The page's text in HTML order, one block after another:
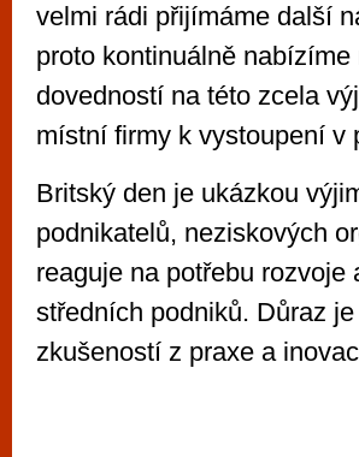
velmi rádi přijímáme další
proto kontinuálně
dovedností na této zcela
místní firmy k vystoupení v
Britský den je ukázkou
podnikatelů, neziskových
reaguje na potřebu
středních podniků. Důraz
zkušeností z praxe a